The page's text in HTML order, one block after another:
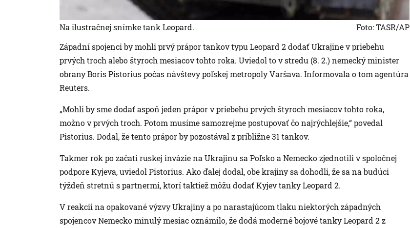
Na ilustračnej snímke tank Leopard.
Foto: TASR/AP
Západní spojenci by mohli prvý prápor tankov typu Leopard 2 dodať Ukrajine v priebehu
prvých troch alebo štyroch mesiacov tohto roka. Uviedol to v stredu (8. 2.) nemecký minister
obrany Boris Pistorius počas návštevy poľskej metropoly Varšava. Informovala o tom agentúra
Reuters.
„Mohli by sme dodať aspoň jeden prápor v priebehu prvých štyroch mesiacov tohto roka,
možno v prvých troch. Potom musíme samozrejme postupovať čo najrýchlejšie,“ povedal
Pistorius. Dodal, že tento prápor by pozostával z približne 31 tankov.
Takmer rok po začatí ruskej invázie na Ukrajinu sa Poľsko a Nemecko zjednotili v spoločnej
podpore Kyjeva, uviedol Pistorius. Ako ďalej dodal, obe krajiny sa dohodli, že sa na budúci
týždeň stretnú s partnermi, ktorí taktiež môžu dodať Kyjev tanky Leopard 2.
V reakcii na opakované výzvy Ukrajiny a po narastajúcom tlaku niektorých západných
spojencov Nemecko minulý mesiac oznámilo, že dodá moderné bojové tanky Leopard 2 z